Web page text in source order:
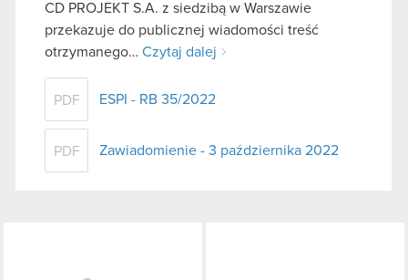
CD PROJEKT S.A. z siedzibą w Warszawie
przekazuje do publicznej wiadomości treść
otrzymanego… Czytaj dalej
PDF ESPI - RB 35/2022
PDF Zawiadomienie - 3 października 2022